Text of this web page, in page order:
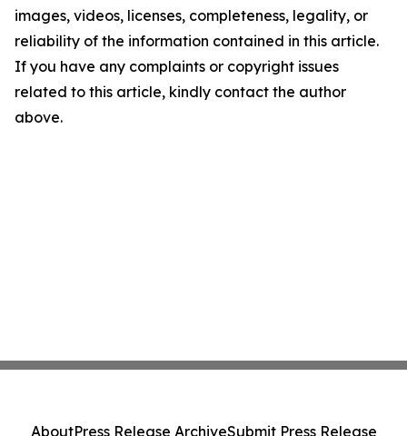
images, videos, licenses, completeness, legality, or
reliability of the information contained in this article.
If you have any complaints or copyright issues
related to this article, kindly contact the author
above.
AboutPress Release ArchiveSubmit Press Release